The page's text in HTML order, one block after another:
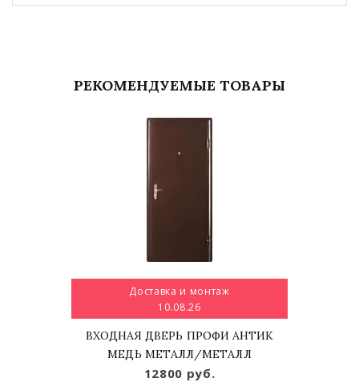
РЕКОМЕНДУЕМЫЕ ТОВАРЫ
Доставка и монтаж
10.08.26
ВХОДНАЯ ДВЕРЬ ПРОФИ АНТИК
МЕДЬ МЕТАЛЛ/МЕТАЛЛ
12800 руб.